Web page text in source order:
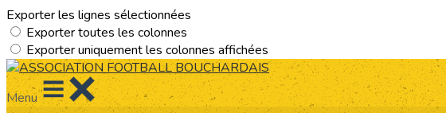
Exporter les lignes sélectionnées
Exporter toutes les colonnes
Exporter uniquement les colonnes affichées
Menu